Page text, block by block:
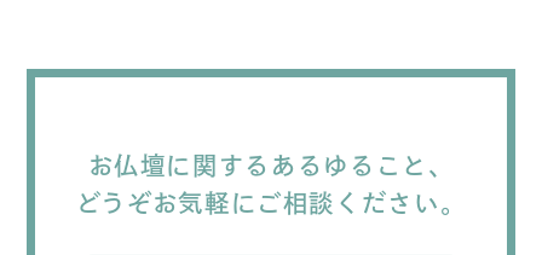
ジ
お仏壇に関するあるゆること、
どうぞお気軽にご相談ください。